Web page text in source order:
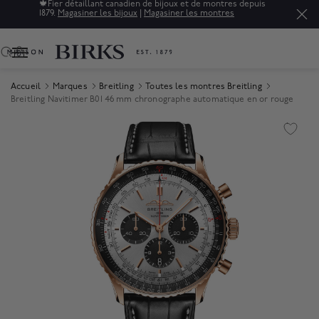
🍁 Fier détaillant canadien de bijoux et de montres depuis
1879. Magasiner les bijoux Magasiner les montres
0
Accueil Marques Breitling
Toutes les montres Breitling
Breitling Navitimer B01 46 mm chronographe automatique en or rouge
Product Images